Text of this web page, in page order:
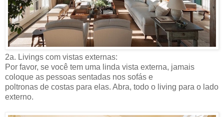
2a. Livings com vistas externas:
Por favor, se você tem uma linda vista externa, jamais
coloque as pessoas sentadas nos sofás e
poltronas de costas para elas. Abra, todo o living para o lado
externo.